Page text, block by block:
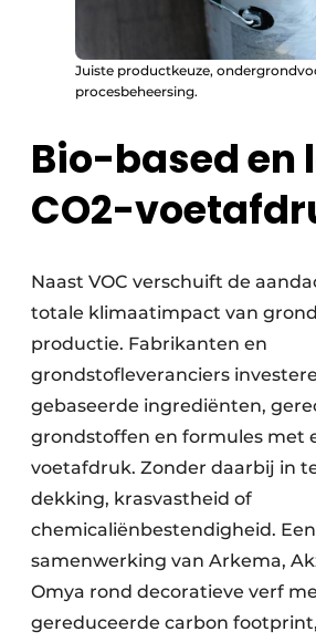
Juiste productkeuze,
procesbeheersing.
Bio-based en
CO2-
Naast VOC verschuift de
totale klimaatimpact van
productie. Fabrikanten en
grondstofleveranciers
gebaseerde ingrediënten,
grondstoffen en formules met
voetafdruk. Zonder daarbij in
dekking, krasvastheid of
chemicaliënbestendigheid.
samenwerking van Arkema,
Omya rond decoratieve verf
gereduceerde carbon